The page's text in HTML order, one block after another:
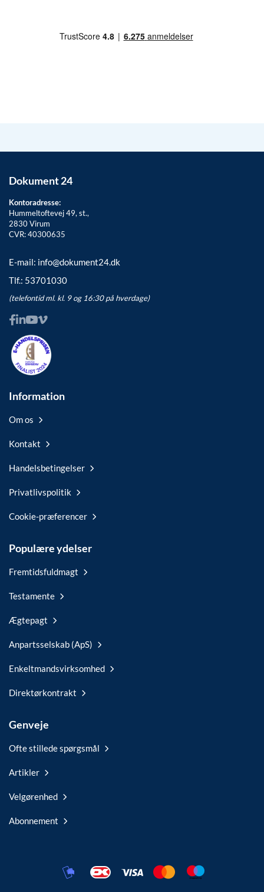
Dokument 24
Kontoradresse:
Hummeltoftevej 49, st.,
2830Virum
CVR: 40300635
E-mail: info@dokument24.dk
Tlf.: 53701030
(telefontid ml. kl. 9 og 16:30 på hverdage)
Information
Om os
Kontakt
Handelsbetingelser
Privatlivspolitik
Cookie-præferencer
Populære ydelser
Fremtidsfuldmagt
Testamente
Ægtepagt
Anpartsselskab (ApS)
Enkeltmandsvirksomhed
Direktørkontrakt
Genveje
Ofte stillede spørgsmål
Artikler
Velgørenhed
Abonnement